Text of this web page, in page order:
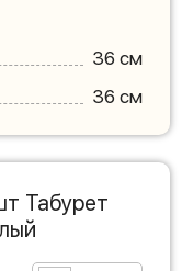
36 см
36 см
Табурет